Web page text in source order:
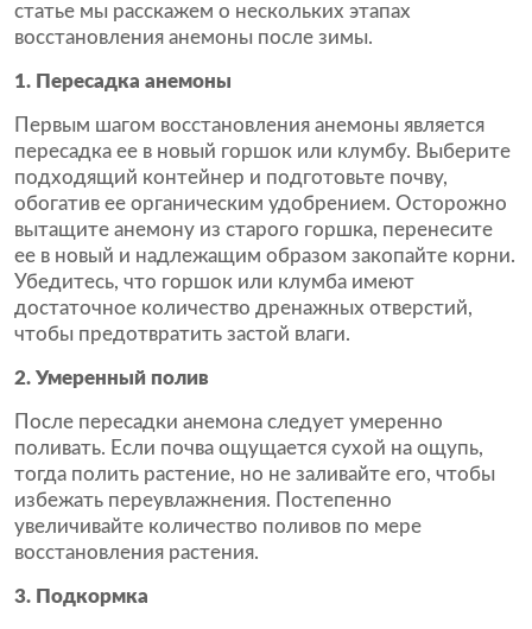
статье мы расскажем о нескольких этапах
восстановления анемоны после зимы.
1. Пересадка анемоны
Первым шагом восстановления анемоны является
пересадка ее в новый горшок или клумбу. Выберите
подходящий контейнер и подготовьте почву,
обогатив ее органическим удобрением. Осторожно
вытащите анемону из старого горшка, перенесите
ее в новый и надлежащим образом закопайте корни.
Убедитесь, что горшок или клумба имеют
достаточное количество дренажных отверстий,
чтобы предотвратить застой влаги.
2. Умеренный полив
После пересадки анемона следует умеренно
поливать. Если почва ощущается сухой на ощупь,
тогда полить растение, но не заливайте его, чтобы
избежать переувлажнения. Постепенно
увеличивайте количество поливов по мере
восстановления растения.
3. Подкормка